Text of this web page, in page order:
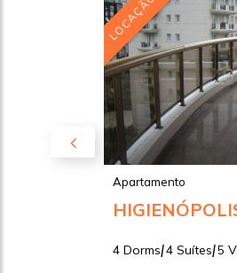
LOCAÇÃO
Apartamento
4 Dorms|4 Suítes|5